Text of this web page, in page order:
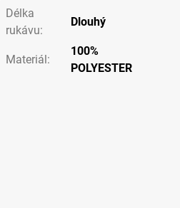
Délka
rukávu:
Dlouhý
Materiál:
100%
POLYESTER